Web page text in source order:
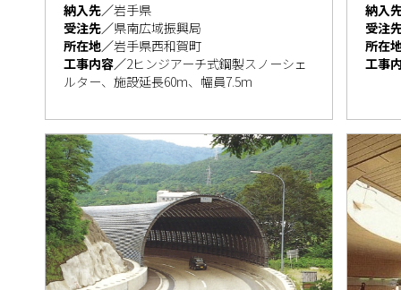
納入先／岩手県
受注先／県南広域振興局
所在地／岩手県西和賀町
工事内容／2ヒンジアーチ式鋼製スノーシェ
ルター、施設延長60m、幅員7.5m
納入
受注
所在
工事